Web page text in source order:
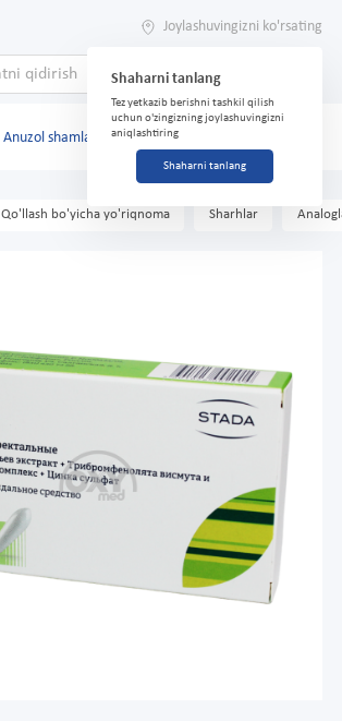
Joylashuvingizni ko'rsating
Shaharni tanlang
Tez yetkazib berishni tashkil qilish
uchun o'zingizning joylashuvingizni
aniqlashtiring
Shaharni tanlang
Anuzol shamlari № 10
Qo'llash bo'yicha yo'riqnoma Sharhlar